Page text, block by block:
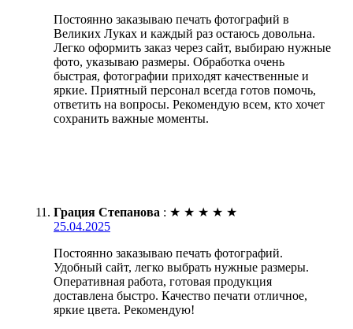
Постоянно заказываю печать фотографий в
Великих Луках и каждый раз остаюсь довольна.
Легко оформить заказ через сайт, выбираю нужные
фото, указываю размеры. Обработка очень
быстрая, фотографии приходят качественные и
яркие. Приятный персонал всегда готов помочь,
ответить на вопросы. Рекомендую всем, кто хочет
сохранить важные моменты.
Грация Степанова : ★ ★ ★ ★ ★
25.04.2025
Постоянно заказываю печать фотографий.
Удобный сайт, легко выбрать нужные размеры.
Оперативная работа, готовая продукция
доставлена быстро. Качество печати отличное,
яркие цвета. Рекомендую!